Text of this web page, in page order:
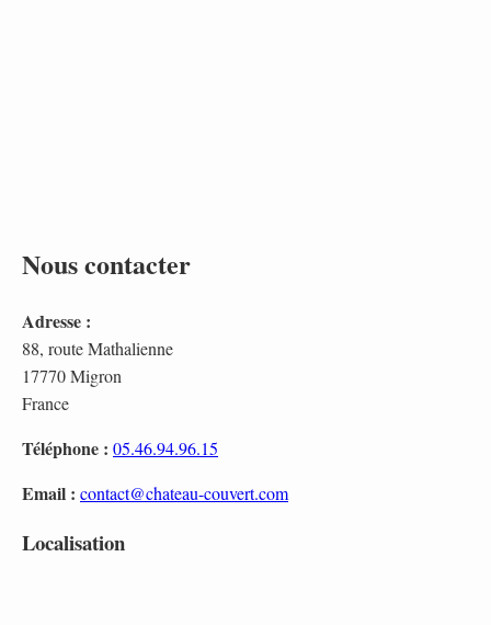
Nous contacter
Adresse :
88, route Mathalienne
17770 Migron
France
Téléphone : 05.46.94.96.15
Email : contact@chateau-couvert.com
Localisation